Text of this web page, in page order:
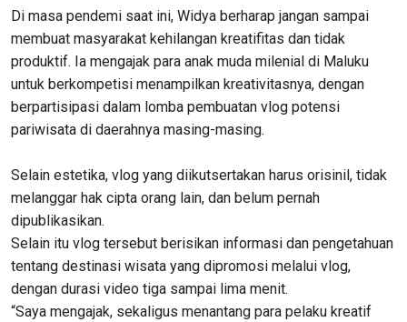
Di masa pendemi saat ini, Widya berharap jangan sampai
membuat masyarakat kehilangan kreatifitas dan tidak
produktif. Ia mengajak para anak muda milenial di Maluku
untuk berkompetisi menampilkan kreativitasnya, dengan
berpartisipasi dalam lomba pembuatan vlog potensi
pariwisata di daerahnya masing-masing.
Selain estetika, vlog yang diikutsertakan harus orisinil, tidak
melanggar hak cipta orang lain, dan belum pernah
dipublikasikan.
Selain itu vlog tersebut berisikan informasi dan pengetahuan
tentang destinasi wisata yang dipromosi melalui vlog,
dengan durasi video tiga sampai lima menit.
“Saya mengajak, sekaligus menantang para pelaku kreatif